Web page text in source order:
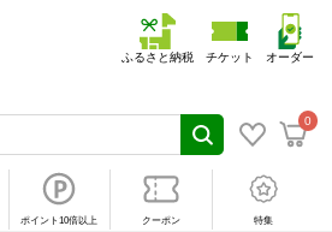
0
ふるさと納税 チケット オーダー
ポイント10倍以上 クーポン 特集